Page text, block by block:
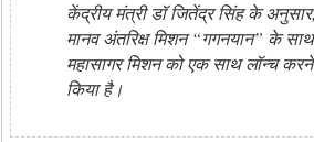
केंद्रीय मंत्री डॉ जितेंद्र सिंह के
मानव अंतरिक्ष मिशन “गगनयान” के
महासागर मिशन को एक साथ लॉन्च
किया है।